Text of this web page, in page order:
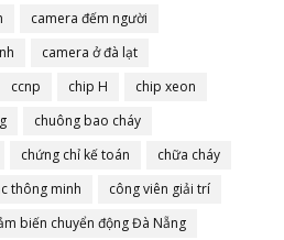
camera đếm người
camera ở đà lạt
ccnp chip H
chip xeon
chuông bao cháy
chứng chỉ kế toán
chữa cháy
thông minh
công viên giải trí
biến chuyển động Đà Nẵng